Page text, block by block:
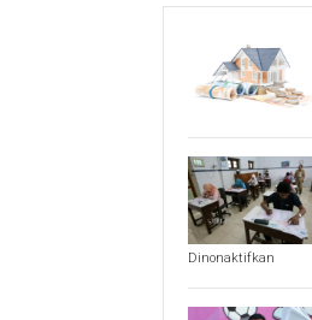
Dinonaktifkan
Hal-
Hal